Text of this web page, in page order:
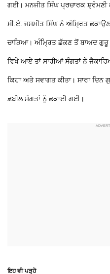
ਗਈ। ਮਨਜੀਤ ਸਿੰਘ ਪ੍ਰਚਾਰਕ ਸ਼੍ਰੋਮਣੀ
ਸੀ.ਏ. ਜਸਮੀਤ ਸਿੰਘ ਨੇ ਅੰਮ੍ਰਿਤ
ਚਾੜਿਆ। ਅੰਮ੍ਰਿਤ ਛੱਕਣ ਤੋਂ ਬਾਅਦ ਗੁਰੂ
ਵਿਖੇ ਆਏ ਤਾਂ ਸਾਰੀਆਂ ਸੰਗਤਾਂ ਨੇ
ਕਿਹਾ ਅਤੇ ਸਵਾਗਤ ਕੀਤਾ। ਸਾਰਾ
ਛਬੀਲ ਸੰਗਤਾਂ ਨੂੰ ਛਕਾਈ ਗਈ।
ਇਹ ਵੀ ਪੜ੍ਹੋ